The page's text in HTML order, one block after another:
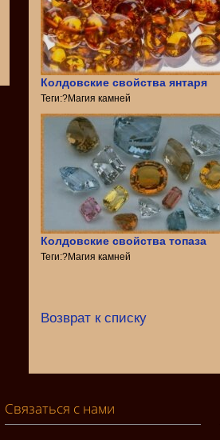
Колдовские свойства янтаря
Теги:?Магия камней
Колдовские свойства топаза
Теги:?Магия камней
Возврат к списку
Связаться с нами